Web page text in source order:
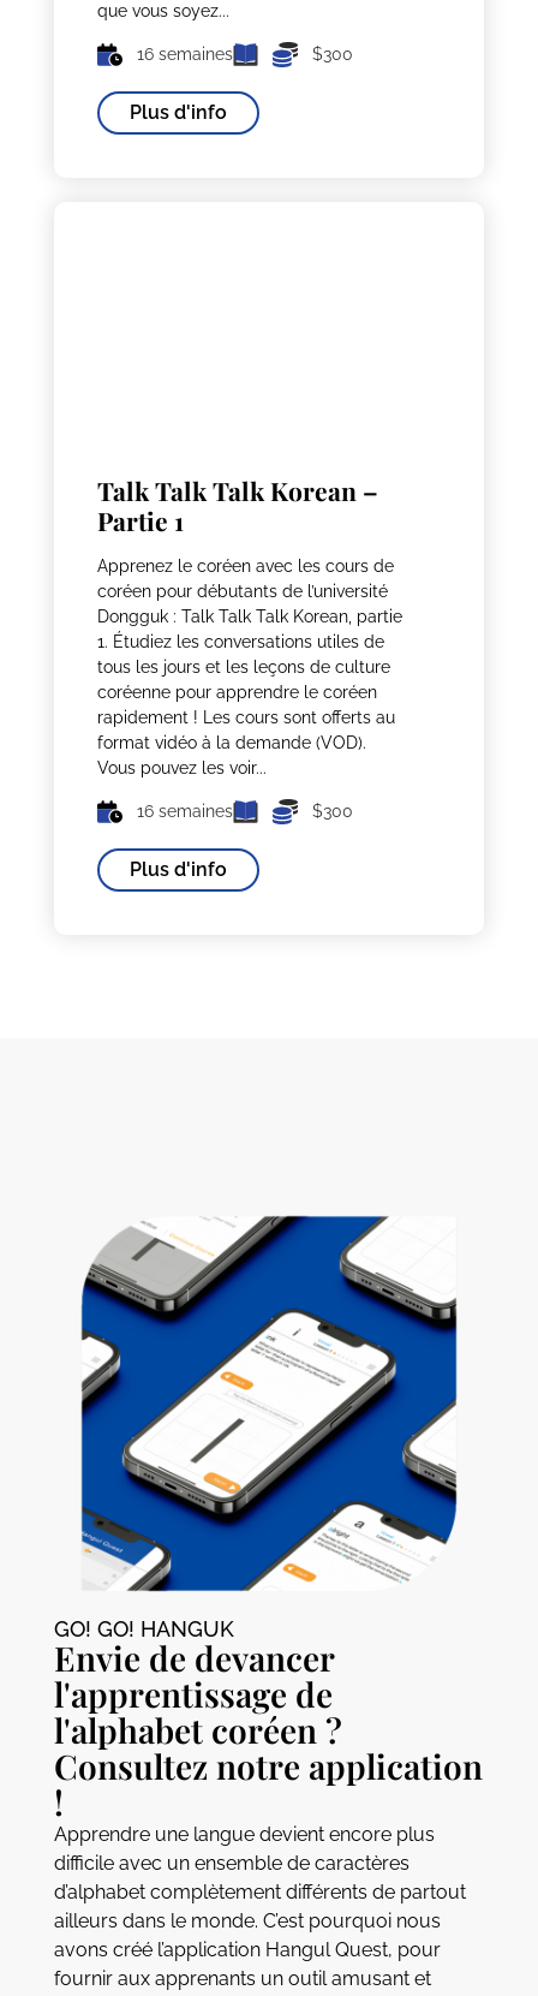
que vous soyez...
16 semaines $300
Plus d'info
Talk Talk Talk Korean –
Partie 1
Apprenez le coréen avec les cours de
coréen pour débutants de l’université
Dongguk : Talk Talk Talk Korean, partie
1. Étudiez les conversations utiles de
tous les jours et les leçons de culture
coréenne pour apprendre le coréen
rapidement ! Les cours sont offerts au
format vidéo à la demande (VOD).
Vous pouvez les voir...
16 semaines $300
Plus d'info
GO! GO! HANGUK​
Envie de devancer
l'apprentissage de
l'alphabet coréen ?
Consultez notre application
!
Apprendre une langue devient encore plus
difficile avec un ensemble de caractères
d’alphabet complètement différents de partout
ailleurs dans le monde. C’est pourquoi nous
avons créé l’application Hangul Quest, pour
fournir aux apprenants un outil amusant et